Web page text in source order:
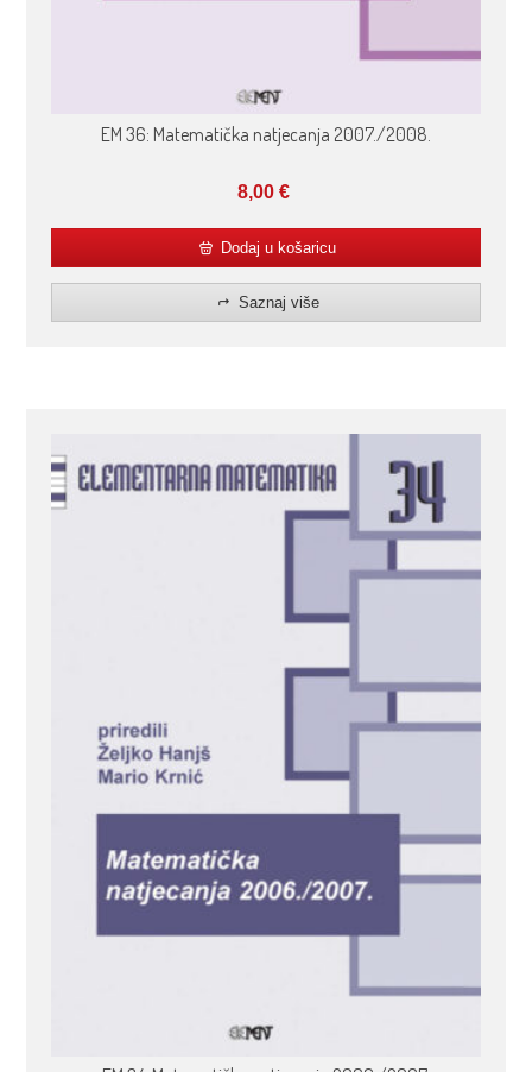
EM 36: Matematička natjecanja 2007./2008.
8,00€
Dodaj u košaricu
Saznaj više